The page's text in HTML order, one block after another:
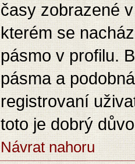
časy zobrazené
kterém se
pásmo v profilu.
pásma a
registrovaní
toto je dobrý
Návrat nahoru